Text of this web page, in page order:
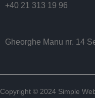
+40 21 313 19 96
Gheorghe Manu nr. 14
Copyright © 2024 Simple